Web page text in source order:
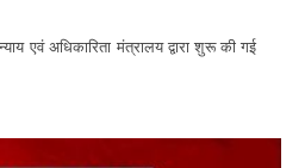
एवं अधिकारिता मंत्रालय द्वारा शुरू की गई